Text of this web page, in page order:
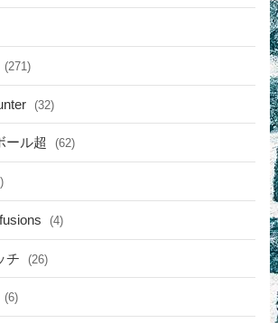
(271)
(32)
ール超 (62)
(4)
チ (26)
(6)